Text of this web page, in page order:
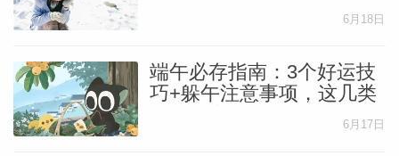
6月18日
端午必存指南：3个好运技
巧+躲午注意事项，这几类
6月17日